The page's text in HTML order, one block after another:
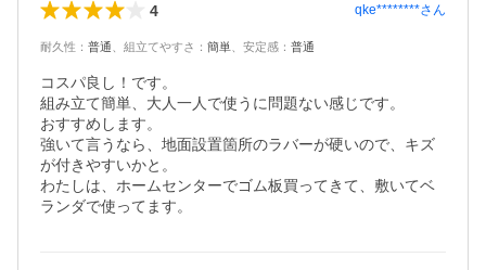
4 qke********さん
耐久性 ： 普通 組立てやすさ ： 簡単 安定感 ： 普通
コスパ良し！です。
組み立て簡単、大人一人で使うに問題ない感じです。
おすすめします。
強いて言うなら、地面設置箇所のラバーが硬いので、キズ
が付きやすいかと。
わたしは、ホームセンターでゴム板買ってきて、敷いてベ
ランダで使ってます。